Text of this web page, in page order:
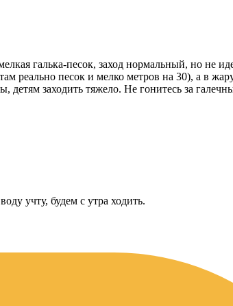
галька-песок, заход нормальный, но не
реально песок и мелко метров на 30), а в жару
заходить тяжело. Не гонитесь за
учту, будем с утра ходить.